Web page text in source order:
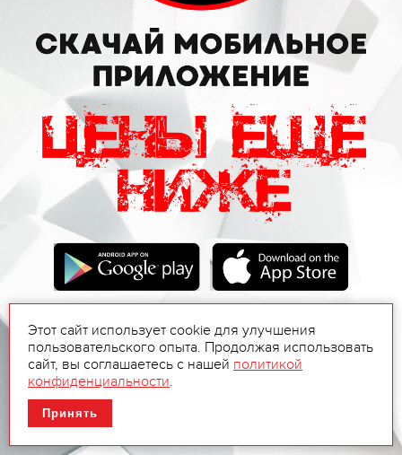
Этот сайт использует cookie для улучшения
пользовательского опыта. Продолжая использовать
сайт, вы соглашаетесь с нашей политикой
конфиденциальности.
Принять